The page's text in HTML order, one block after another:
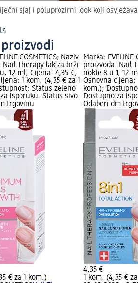
sjaj i poluprozirni look koji osvježava
COSMETICS; Naziv
Nail Therapy lak za brži
12 ml; Cijena: 4,35 €;
1 kom. (4,35 € za 1
Status zeleno
isporuku, Status sivo
trgovinu
€ za 1 kom.)
Marka: EVELINE
proizvoda: Nail
nokte 8 u 1, 12
Osnovna cijena:
kom.);
Dostupno za
Odaberi dm
4,35 €
1 kom. (4,35 €